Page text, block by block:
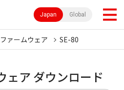
Japan Global
ファームウェア SE-80
ェア ダウンロード